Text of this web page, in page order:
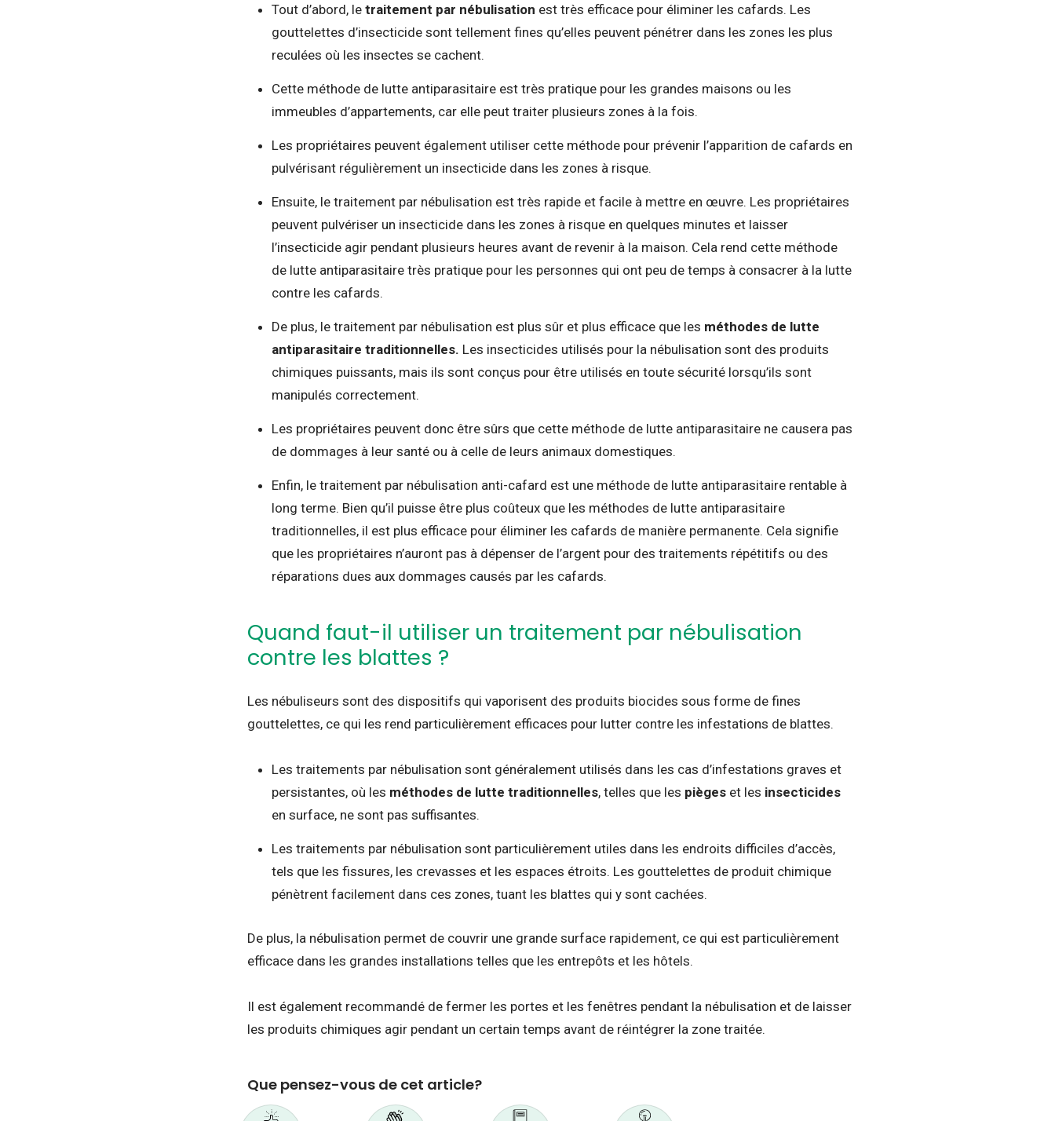
Tout d’abord, letraitement par nébulisation est très efficace pour éliminer les cafards. Les
gouttelettes d’insecticide sont tellement fines qu’elles peuvent pénétrer dans les zones les plus
reculées où les insectes se cachent.
Cette méthode de lutte antiparasitaire est très pratique pour les grandes maisons ou les
immeubles d’appartements, car elle peut traiter plusieurs zones à la fois.
Les propriétaires peuvent également utiliser cette méthode pour prévenir l’apparition de cafards en
pulvérisant régulièrement un insecticide dans les zones à risque.
Ensuite, le traitement par nébulisation est très rapide et facile à mettre en œuvre. Les propriétaires
peuvent pulvériser un insecticide dans les zones à risque en quelques minutes et laisser
l’insecticide agir pendant plusieurs heures avant de revenir à la maison. Cela rend cette méthode
de lutte antiparasitaire très pratique pour les personnes qui ont peu de temps à consacrer à la lutte
contre les cafards.
De plus, le traitement par nébulisation est plus sûr et plus efficace que les méthodes de lutte
antiparasitaire traditionnelles. Les insecticides utilisés pour la nébulisation sont des produits
chimiques puissants, mais ils sont conçus pour être utilisés en toute sécurité lorsqu’ils sont
manipulés correctement.
Les propriétaires peuvent donc être sûrs que cette méthode de lutte antiparasitaire ne causera pas
de dommages à leur santé ou à celle de leurs animaux domestiques.
Enfin, le traitement par nébulisation anti-cafard est une méthode de lutte antiparasitaire rentable à
long terme. Bien qu’il puisse être plus coûteux que les méthodes de lutte antiparasitaire
traditionnelles, il est plus efficace pour éliminer les cafards de manière permanente. Cela signifie
que les propriétaires n’auront pas à dépenser de l’argent pour des traitements répétitifs ou des
réparations dues aux dommages causés par les cafards.
Quand faut-il utiliser un traitement par nébulisation
contre les blattes ?
Les nébuliseurs sont des dispositifs qui vaporisent des produits biocides sous forme de fines
gouttelettes, ce qui les rend particulièrement efficaces pour lutter contre les infestations de blattes.
Les traitements par nébulisation sont généralement utilisés dans les cas d’infestations graves et
persistantes, où les méthodes de lutte traditionnelles, telles que les piègeset les insecticides
en surface, ne sont pas suffisantes.
Les traitements par nébulisation sont particulièrement utiles dans les endroits difficiles d’accès,
tels que les fissures, les crevasses et les espaces étroits. Les gouttelettes de produit chimique
pénètrent facilement dans ces zones, tuant les blattes qui y sont cachées.
De plus, la nébulisation permet de couvrir une grande surface rapidement, ce qui est particulièrement
efficace dans les grandes installations telles que les entrepôts et les hôtels.
Il est également recommandé de fermer les portes et les fenêtres pendant la nébulisation et de laisser
les produits chimiques agir pendant un certain temps avant de réintégrer la zone traitée.
Que pensez-vous de cet article?